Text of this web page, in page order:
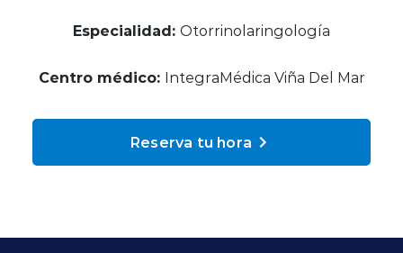
Clínicas Dentales
Reserva de Horas
Especialidad: Otorrinolaringología
Centro médico: IntegraMédica Viña Del Mar
Reserva tu hora